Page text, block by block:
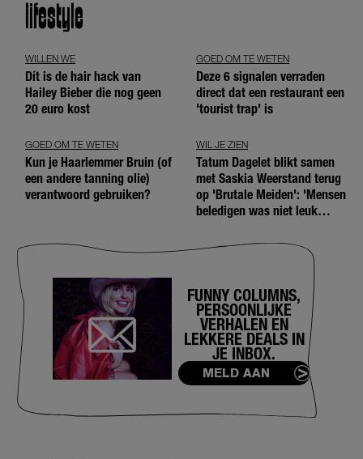
lifestyle
WILLEN WE
Dít is de hair hack van
Hailey Bieber die nog geen
20 euro kost
GOED OM TE WETEN
Deze 6 signalen verraden
direct dat een restaurant een
'tourist trap' is
GOED OM TE WETEN
Kun je Haarlemmer Bruin (of
een andere tanning olie)
verantwoord gebruiken?
WIL JE ZIEN
Tatum Dagelet blikt samen
met Saskia Weerstand terug
op 'Brutale Meiden': 'Mensen
beledigen was niet leuk
FUNNY COLUMNS,
PERSOONLIJKE
VERHALEN EN
LEKKERE DEALS IN
JE INBOX.
MELD AAN